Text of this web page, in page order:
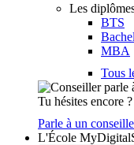
Les
BTS
MBA
Tous
Tu hésites encore ?
Parle à un
L'École